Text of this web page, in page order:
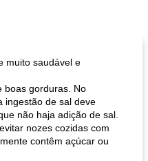
muito saudável e
boas gorduras. No
ingestão de sal deve
não haja adição de sal.
nozes cozidas com
contêm açúcar ou